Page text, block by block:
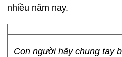
nhiều năm nay.
Con người hãy chung tay